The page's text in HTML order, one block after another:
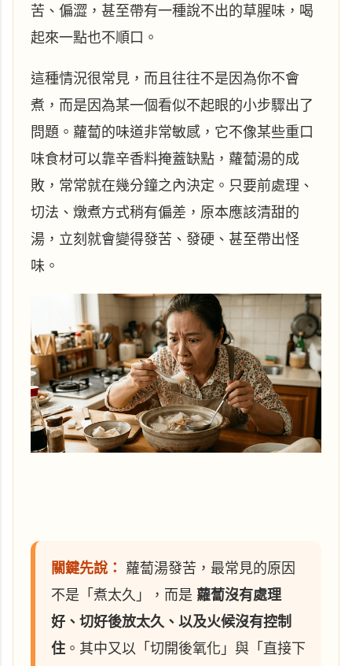
苦、偏澀，甚至帶有一種說不出的草腥味，喝
起來一點也不順口。
這種情況很常見，而且往往不是因為你不會
煮，而是因為某一個看似不起眼的小步驟出了
問題。蘿蔔的味道非常敏感，它不像某些重口
味食材可以靠辛香料掩蓋缺點，蘿蔔湯的成
敗，常常就在幾分鐘之內決定。只要前處理、
切法、燉煮方式稍有偏差，原本應該清甜的
湯，立刻就會變得發苦、發硬、甚至帶出怪
味。
關鍵先說：
蘿蔔湯發苦，最常見的原因
不是「煮太久」，而是 蘿蔔沒有處理
好、切好後放太久、以及火候沒有控制
住 。其中又以「切開後氧化」與「直接下